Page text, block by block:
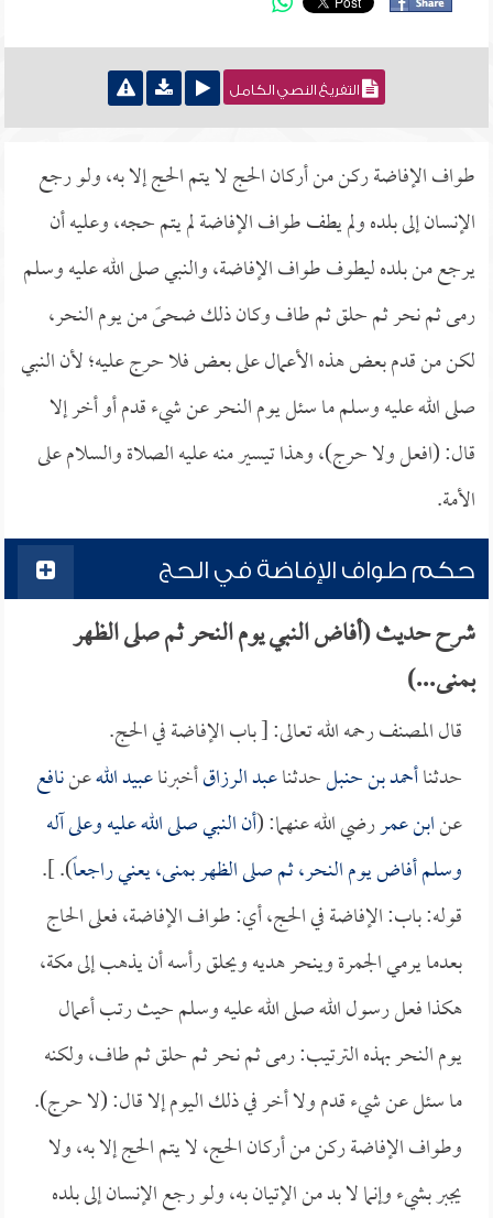
التفريغ النصي الكامل
طواف الإفاضة ركن من أركان الحج لا يتم الحج إلا به، ولو رجع
الإنسان إلى بلده ولم يطف طواف الإفاضة لم يتم حجه، وعليه أن
يرجع من بلده ليطوف طواف الإفاضة، والنبي صلى الله عليه وسلم
رمى ثم نحر ثم حلق ثم طاف وكان ذلك ضحىً من يوم النحر،
لكن من قدم بعض هذه الأعمال على بعض فلا حرج عليه؛ لأن النبي
صلى الله عليه وسلم ما سئل يوم النحر عن شيء قدم أو أخر إلا
قال: (افعل ولا حرج)، وهذا تيسير منه عليه الصلاة والسلام على
الأمة.
حكم طواف الإفاضة في الحج
شرح حديث (أفاض النبي يوم النحر ثم صلى الظهر
بمنى...)
قال المصنف رحمه الله تعالى: [ باب الإفاضة في الحج.
حدثناأحمد بن حنبلحدثناعبد الرزاقأخبرناعبيد اللهعننافع
عنابن عمررضي الله عنهما: (أن النبي صلى الله عليه وعلى آله
وسلم أفاض يوم النحر، ثم صلى الظهر بمنى، يعني راجعاً). ].
قوله: باب: الإفاضة في الحج، أي: طواف الإفاضة، فعلى الحاج
بعدما يرمي الجمرة وينحر هديه ويحلق رأسه أن يذهب إلى مكة،
هكذا فعل رسول الله صلى الله عليه وسلم حيث رتب أعمال
يوم النحر بهذه الترتيب: رمى ثم نحر ثم حلق ثم طاف، ولكنه
ما سئل عن شيء قدم ولا أخر في ذلك اليوم إلا قال: (لا حرج).
وطواف الإفاضة ركن من أركان الحج، لا يتم الحج إلا به، ولا
يجبر بشيء وإنما لا بد من الإتيان به، ولو رجع الإنسان إلى بلده